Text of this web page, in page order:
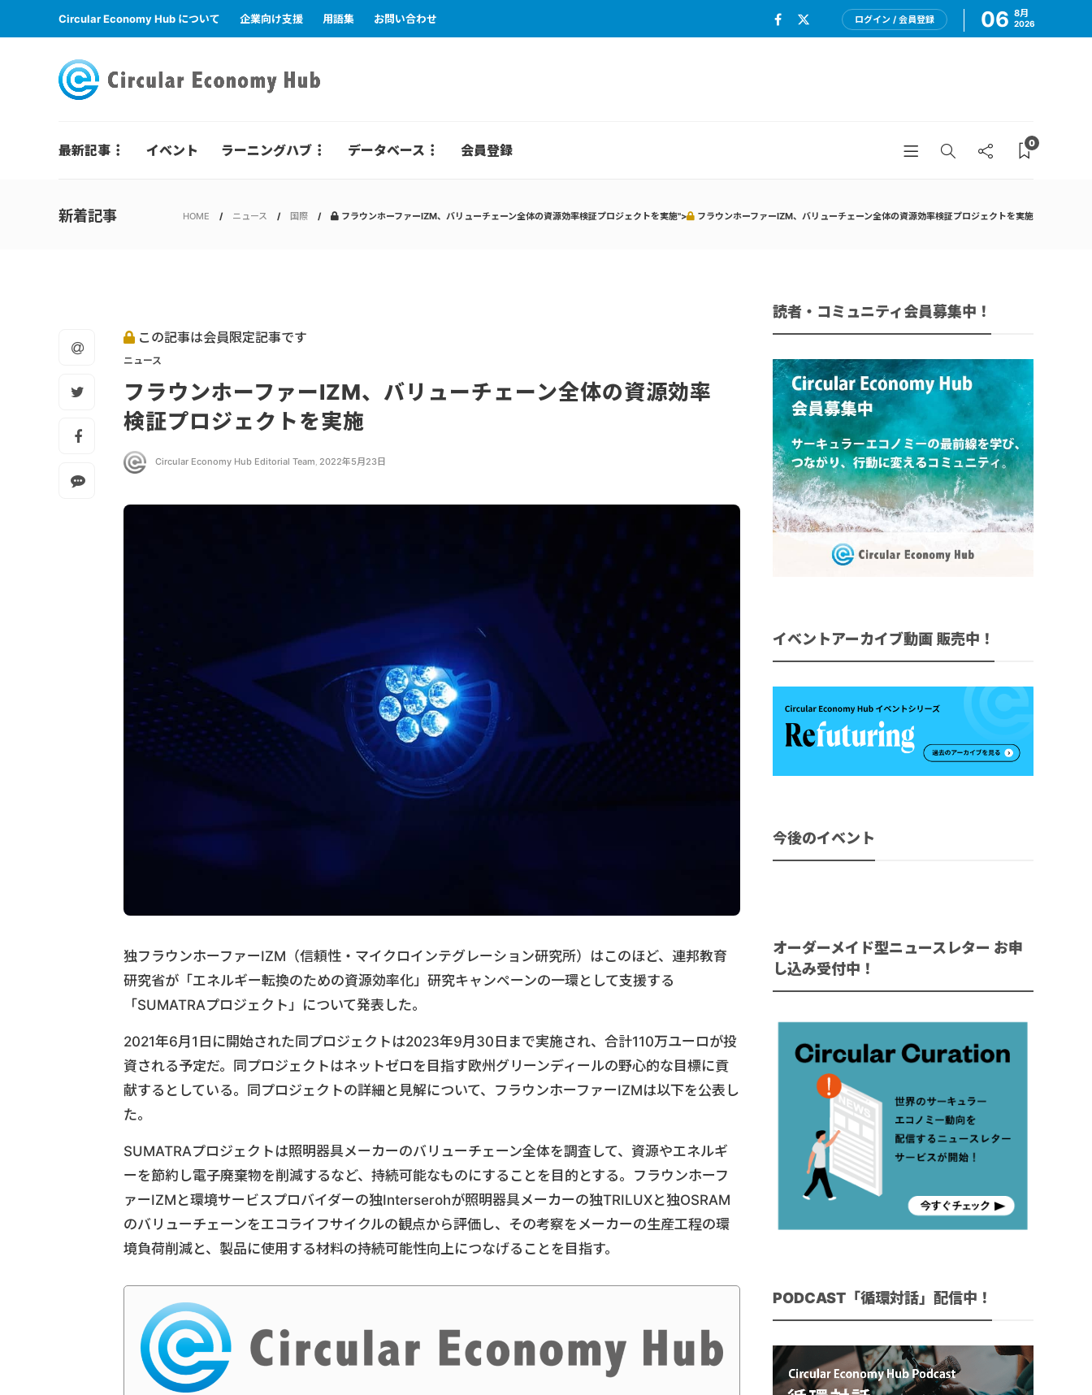
Circular Economy Hub について 企業向け支援 用語集 お問い合わせ ログイン / 会員登録 06 8月
2026
最新記事 イベント ラーニングハブ データベース 会員登録 0
新着記事 HOME ニュース 国際 フラウンホーファーIZM、バリューチェーン全体の資源効率検証プロジェクトを実施"> フラウンホーファーIZM、バリューチェーン全体の資源効率検証プロジェクトを実施
この記事は会員限定記事です
ニュース
フラウンホーファーIZM、バリューチェーン全体の資源効率
検証プロジェクトを実施
Circular Economy Hub Editorial Team, 2022年5月23日
独フラウンホーファーIZM（信頼性・マイクロインテグレーション研究所）はこのほど、連邦教育
研究省が「エネルギー転換のための資源効率化」研究キャンペーンの一環として支援する
「SUMATRAプロジェクト」について発表した。
2021年6月1日に開始された同プロジェクトは2023年9月30日まで実施され、合計110万ユーロが投
資される予定だ。同プロジェクトはネットゼロを目指す欧州グリーンディールの野心的な目標に貢
献するとしている。同プロジェクトの詳細と見解について、フラウンホーファーIZMは以下を公表し
た。
SUMATRAプロジェクトは照明器具メーカーのバリューチェーン全体を調査して、資源やエネルギ
ーを節約し電子廃棄物を削減するなど、持続可能なものにすることを目的とする。フラウンホーフ
ァーIZMと環境サービスプロバイダーの独Interserohが照明器具メーカーの独TRILUXと独OSRAM
のバリューチェーンをエコライフサイクルの観点から評価し、その考察をメーカーの生産工程の環
境負荷削減と、製品に使用する材料の持続可能性向上につなげることを目指す。
読者・コミュニティ会員募集中！
イベントアーカイブ動画 販売中！
今後のイベント
オーダーメイド型ニュースレター お申
し込み受付中！
PODCAST「循環対話」配信中！